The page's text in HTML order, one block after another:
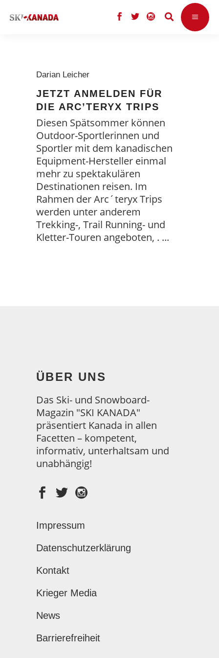
Darian Leicher
JETZT ANMELDEN FÜR
DIE ARC’TERYX TRIPS
Diesen Spätsommer können
Outdoor-Sportlerinnen und
Sportler mit dem kanadischen
Equipment-Hersteller einmal
mehr zu spektakulären
Destinationen reisen. Im
Rahmen der Arc´teryx Trips
werden unter anderem
Trekking-, Trail Running- und
Kletter-Touren angeboten, .
ÜBER UNS
Das Ski- und Snowboard-
Magazin "SKI KANADA"
präsentiert Kanada in allen
Facetten – kompetent,
informativ, unterhaltsam und
unabhängig!
Impressum
Datenschutzerklärung
Kontakt
Krieger Media
News
Barrierefreiheit